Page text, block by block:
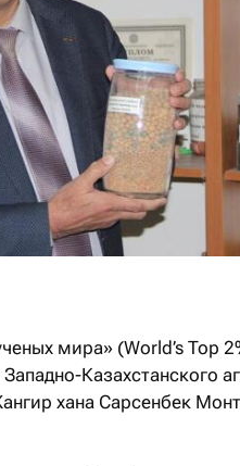
мира» (World’s Top
Казахстанского
хана Сарсенбек